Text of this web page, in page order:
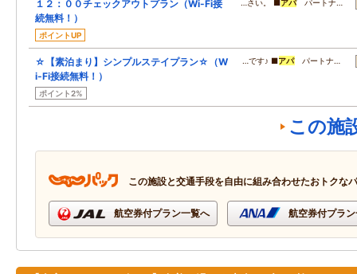
１２：００チェックアウトプラン（Wi-Fi接
続無料！）
ポイントUP
…さい。 ■アパパートナ…
☆【素泊まり】シンプルステイプラン☆（W
i-Fi接続無料！）
ポイント2%
…です♪ ■アパパートナ…
この施
この施設と交通手段を自由に組み合わせたおトクな
航空券付プラン一覧へ 航空券付プラ